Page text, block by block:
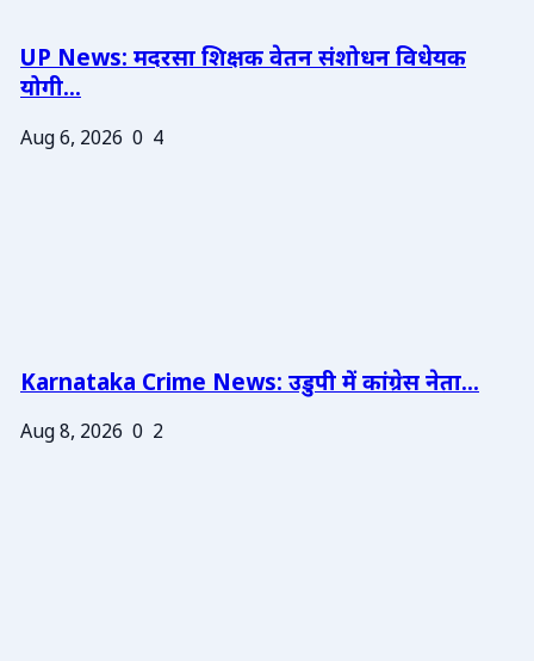
UP News: मदरसा शिक्षक वेतन संशोधन विधेयक
योगी...
Aug 6, 2026 0 4
Karnataka Crime News: उडुपी में कांग्रेस नेता...
Aug 8, 2026 0 2